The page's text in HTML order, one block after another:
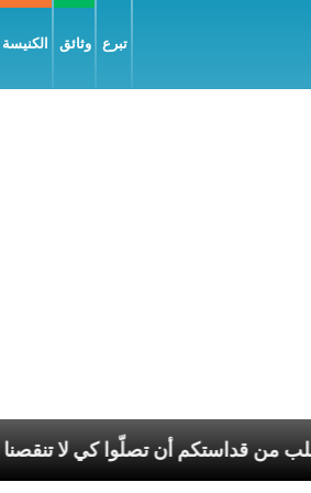
وثائق تبرع
الشبيبة للبابا: نطلب من قداستكم أن